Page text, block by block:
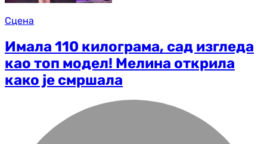
Сцена
Имала 110 килограма, сад изгледа
као топ модел! Мелина открила
како је смршала